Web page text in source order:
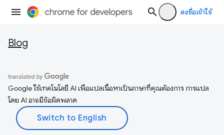
ลงชื่อเข้าใช้
Blog
Google ใช้เทคโนโลยี AI เพื่อแปลเนื้อหาเป็นภาษาที่คุณต้องการ การแปล
โดย AI อาจมีข้อผิดพลาด